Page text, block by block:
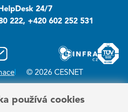
HelpDesk 24/7
222, +420 602 252 531
© 2026 CESNET
používá cookies